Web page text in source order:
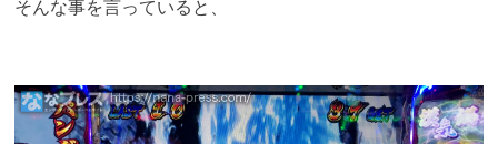
そんな事を言っていると、